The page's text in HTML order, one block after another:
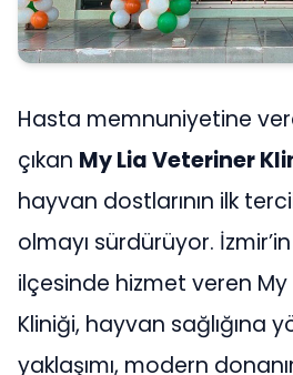
Hasta memnuniyetine
çıkan My Lia Veteriner
hayvan dostlarının ilk
olmayı sürdürüyor.
ilçesinde hizmet veren My
Kliniği, hayvan sağlığına
yaklaşımı, modern